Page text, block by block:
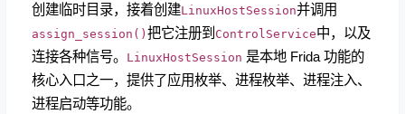
创建临时目录，接着创建LinuxHostSession并调用
assign_session()把它注册到 ControlService中，以及
连接各种信号。 LinuxHostSession 是本地 Frida 功能的
核心入口之一，提供了应用枚举、进程枚举、进程注入、
进程启动等功能。